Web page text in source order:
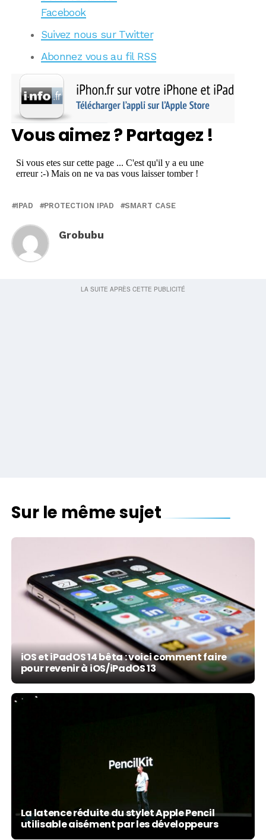
Facebook
Suivez nous sur Twitter
Abonnez vous au fil RSS
Vous aimez ? Partagez !
IPAD PROTECTION IPAD SMART CASE
Grobubu
Sur le même sujet
iOS et iPadOS 14 bêta : voici comment faire
pour revenir à iOS/iPadOS 13
La latence réduite du stylet Apple Pencil
utilisable aisément par les développeurs